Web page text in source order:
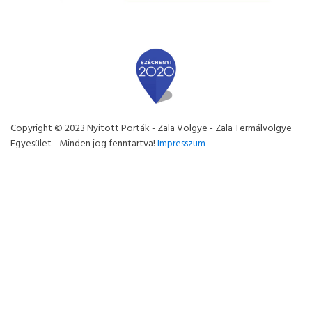
Copyright © 2023 Nyitott Porták - Zala Völgye - Zala Termálvölgye
Egyesület - Minden jog fenntartva!Impresszum